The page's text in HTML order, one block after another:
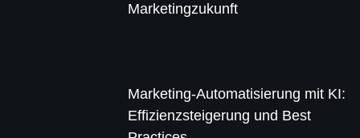
Marketingzukunft
Marketing-Automatisierung mit KI:
Effizienzsteigerung und Best